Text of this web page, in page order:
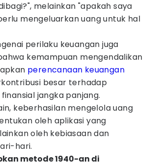
melainkan "apakah saya
mengeluarkan uang untuk hal
perilaku keuangan juga
kemampuan mengendalikan
perencanaan keuangan
besar terhadap
jangka panjang.
keberhasilan mengelola uang
oleh aplikasi yang
oleh kebiasaan dan
hari.
metode 1940-an di